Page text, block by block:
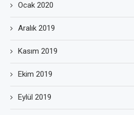
Ocak 2020
Aralık 2019
Kasım 2019
Ekim 2019
Eylül 2019